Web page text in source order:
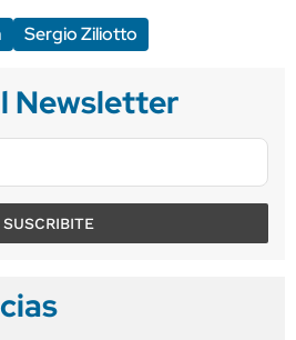
Sergio Ziliotto
Newsletter
SUSCRIBITE